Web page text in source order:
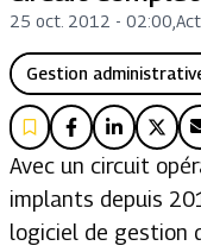
25 oct. 2012 - 02:00
Gestion
Avec un circuit
implants depuis
logiciel de gestion